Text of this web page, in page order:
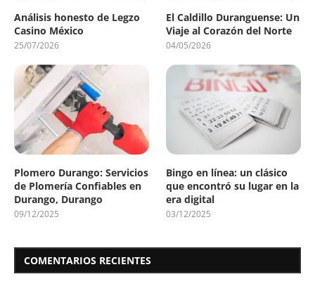
Análisis honesto de Legzo
Casino México
25/07/2026
El Caldillo Duranguense: Un
Viaje al Corazón del Norte
04/05/2026
Plomero Durango: Servicios
de Plomería Confiables en
Durango, Durango
09/12/2025
Bingo en línea: un clásico
que encontró su lugar en la
era digital
03/12/2025
COMENTARIOS RECIENTES